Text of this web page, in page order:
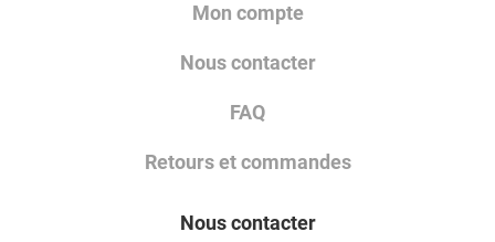
Mon compte
Nous contacter
FAQ
Retours et commandes
Nous contacter